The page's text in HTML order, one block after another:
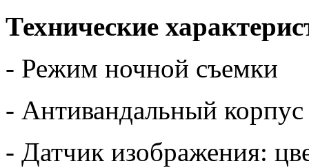
Технические
- Режим ночной съемки
- Антивандальный корпус
- Датчик изображения: